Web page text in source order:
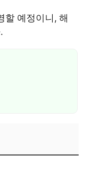
할 예정이니, 해